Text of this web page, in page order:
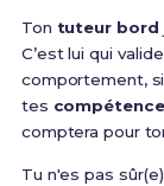
Ton tuteur bord
C’est lui qui
comportement,
tes
comptera pour
Tu n'es pas